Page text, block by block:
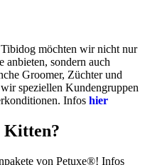
möchten wir nicht nur
anbieten, sondern auch
Groomer, Züchter und
speziellen Kundengruppen
Infos hier
Kitten?
von Petuxe®! Infos